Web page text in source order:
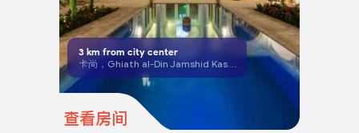
3km from city center
卡尚，Ghiath al-Din Jamshid Kashani 街
查看房间